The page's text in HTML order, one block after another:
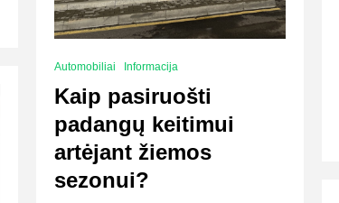
Automobiliai Informacija
Kaip pasiruošti
padangų keitimui
artėjant žiemos
sezonui?